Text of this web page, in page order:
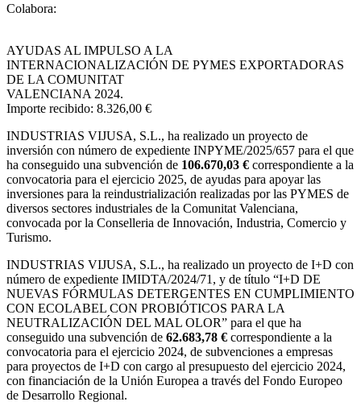
Colabora:
AYUDAS AL IMPULSO A LA
INTERNACIONALIZACIÓN DE PYMES EXPORTADORAS
DE LA COMUNITAT
VALENCIANA 2024.
Importe recibido: 8.326,00 €
INDUSTRIAS VIJUSA, S.L., ha realizado un proyecto de
inversión con número de expediente INPYME/2025/657 para el que
ha conseguido una subvención de 106.670,03 € correspondiente a la
convocatoria para el ejercicio 2025, de ayudas para apoyar las
inversiones para la reindustrialización realizadas por las PYMES de
diversos sectores industriales de la Comunitat Valenciana,
convocada por la Conselleria de Innovación, Industria, Comercio y
Turismo.
INDUSTRIAS VIJUSA, S.L., ha realizado un proyecto de I+D con
número de expediente IMIDTA/2024/71, y de título “I+D DE
NUEVAS FÓRMULAS DETERGENTES EN CUMPLIMIENTO
CON ECOLABEL CON PROBIÓTICOS PARA LA
NEUTRALIZACIÓN DEL MAL OLOR” para el que ha
conseguido una subvención de 62.683,78 € correspondiente a la
convocatoria para el ejercicio 2024, de subvenciones a empresas
para proyectos de I+D con cargo al presupuesto del ejercicio 2024,
con financiación de la Unión Europea a través del Fondo Europeo
de Desarrollo Regional.